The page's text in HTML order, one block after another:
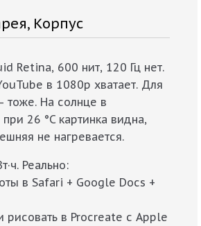
Корпус
Retina, 600 нит, 120 Гц нет.
в 1080p хватает. Для
тоже. На солнце в
26 °C картинка видна,
не нагревается.
Реально:
в Safari + Google Docs +
рисовать в Procreate с Apple